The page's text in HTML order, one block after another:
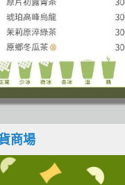
商場